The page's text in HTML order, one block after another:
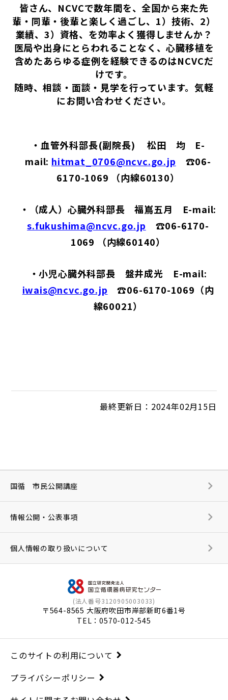
皆さん、 NCVCで数年間を、全国から来た先
輩・同輩・後輩と楽しく過ごし、 1）技術、 2）
業績、 3）資格、を効率よく獲得しませんか？
医局や出身にとらわれることなく、心臓移植を
含めたあらゆる症例を経験できるのはNCVCだ
けです。
随時、相談・面談・見学を行っています。気軽
にお問い合わせください。
・血管外科部長(副院長) 松田 均 E-
mail: hitmat_0706@ncvc.go.jp ☎06-
6170-1069 （内線60130）
・（成人） 心臓外科部長 福嶌五月 E-mail:
s.fukushima@ncvc.go.jp
☎06-6170-
1069 （内線60140）
・小児心臓外科部長 盤井成光 E-mail:
iwais@ncvc.go.jp
☎06-6170-1069（内
線60021）
最終更新日：2024年02月15日
(法人番号3120905003033)
〒564-8565 大阪府吹田市岸部新町6番1号
TEL：0570-012-545
国循 市民公開講座
情報公開・公表事項
個人情報の取り扱いについて
このサイトの利用について
プライバシーポリシー